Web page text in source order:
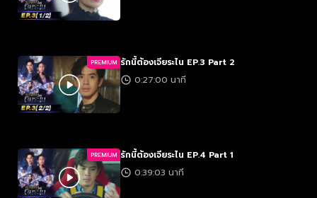
PREMIUM รักนี้ต้องเจียระไน EP.3 Part 2
0:27:00 นาที
PREMIUM รักนี้ต้องเจียระไน EP.4 Part 1
0:39:03 นาที